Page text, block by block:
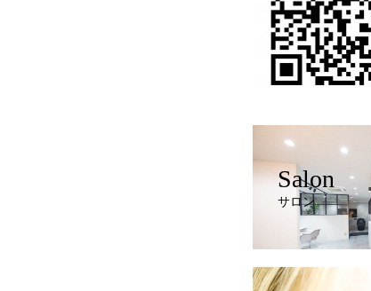
Salon
サロン